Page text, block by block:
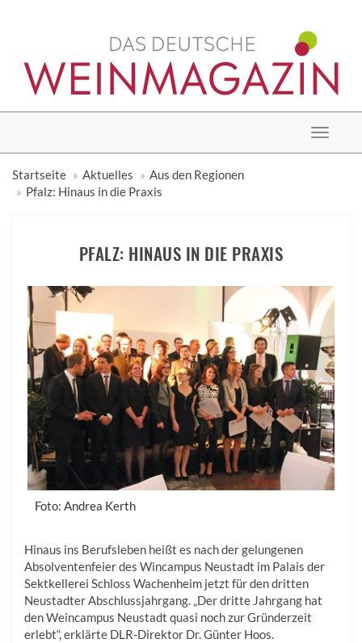
Toggle
Startseite
Aktuelles
Aus den Regionen
Pfalz: Hinaus in die Praxis
PFALZ: HINAUS IN DIE PRAXIS
Foto: Andrea Kerth
Hinaus ins Berufsleben heißt es nach der gelungenen
Absolventenfeier des Wincampus Neustadt im Palais der
Sektkellerei Schloss Wachenheim jetzt für den dritten
Neustadter Abschlussjahrgang. „Der dritte Jahrgang hat
den Weincampus Neustadt quasi noch zur Gründerzeit
erlebt“, erklärte DLR-Direktor Dr. Günter Hoos.